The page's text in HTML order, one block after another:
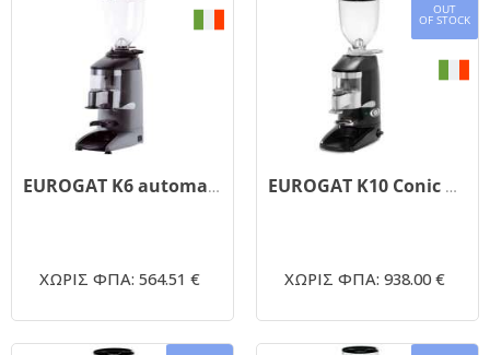
EUROGAT K6 automatic - μύλος άλεσης με διανεμητή δόσης
ΧΩΡΙΣ ΦΠΑ: 564.51 €
OUT
OF STOCK
EUROGAT K10 Conic manual - μύλος άλεσης με διανεμητή δόσης
ΧΩΡΙΣ ΦΠΑ: 938.00 €